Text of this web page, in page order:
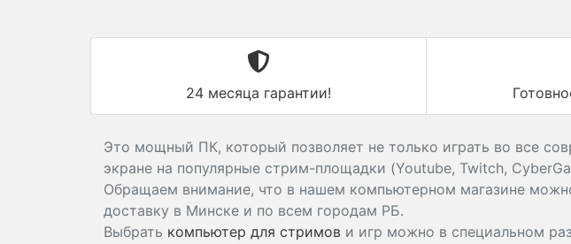
24 месяца гарантии!
Это мощный ПК, который позволяет не только играть во все
экране на популярные стрим-площадки (Youtube, Twitch,
Обращаем внимание, что в нашем компьютерном магазине
доставку в Минске и по всем городам РБ.
Выбрать компьютер для стримов и игр можно в специальном